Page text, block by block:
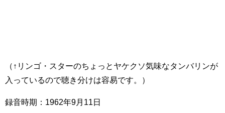
（↑リンゴ・スターのちょっとヤケクソ気味なタンバリンが
入っているので聴き分けは容易です。）
録音時期：1962年9月11日